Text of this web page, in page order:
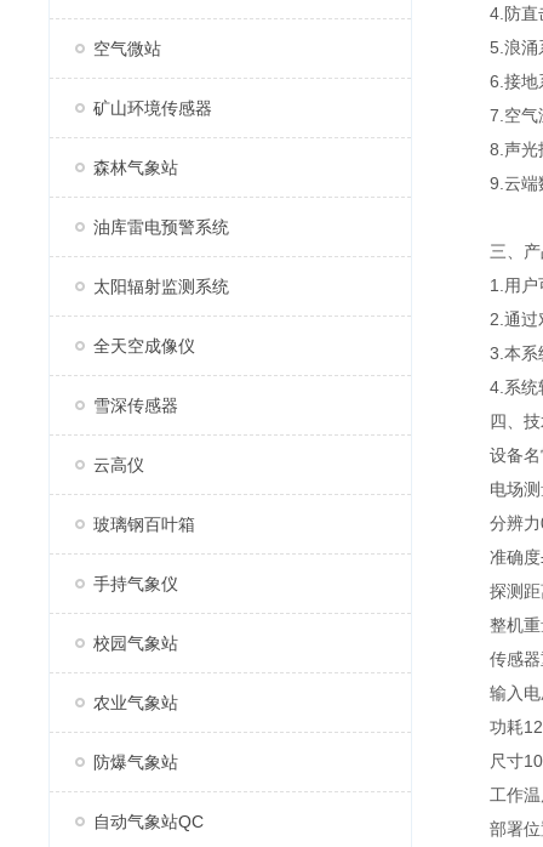
空气微站
矿山环境传感器
森林气象站
油库雷电预警系统
太阳辐射监测系统
全天空成像仪
雪深传感器
云高仪
玻璃钢百叶箱
手持气象仪
校园气象站
农业气象站
防爆气象站
自动气象站QC
4.防直
5.浪涌
6.接地
7.空气温
8.声光
9.云端数
三、产
1.用户可
2.通过对
3.本系统
4.系统软
四、技
设备名
电场测
分辨力
准确度
探测距
整机重
传感器
输入电
功耗
尺寸
工作温
部署位